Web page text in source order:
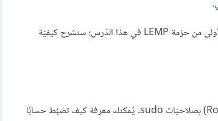
سنشرح في هذا الدّرس كيفيّة تثبيت حزم LEMP على خادوم Ubuntu 14.04. يُمثِّل Ubuntu اللّبنة الأولى من حزمة LEMP في هذا الدّرس؛ سنشرح كيفيّة
لإجراء الخطوات المذكورة في هذا الدّليل، يجب أن يكون لديك حساب عادي (غير الحساب الجذر Root user) بصلاحيّات sudo. يُمكنك معرفة كيف تضبُط حسابًا